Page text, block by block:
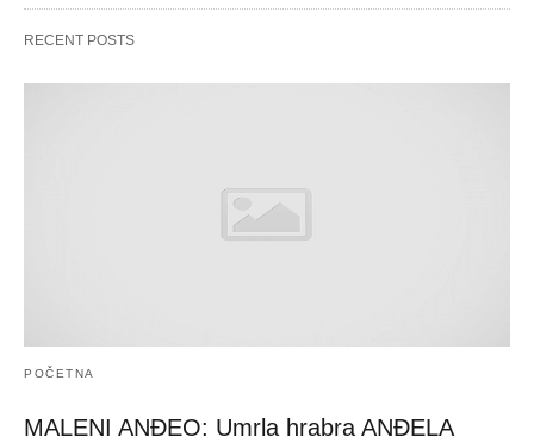
RECENT POSTS
POČETNA
MALENI ANĐEO: Umrla hrabra ANĐELA